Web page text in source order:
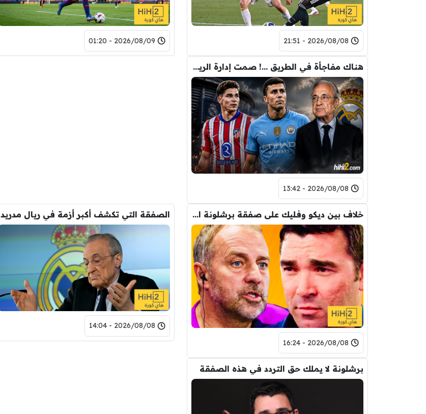
2026/08/08 - 21:51
2026/08/09 - 01:20
هناك مفاجأة في الطريق …! صمت إدارة الريال ليس من باب الصدفة
2026/08/08 - 13:42
خلاف بين ديكو وفليك على صفقة برشلونة الجديدة
2026/08/08 - 16:24
الصفقة التي تكشف أكبر أزمة في ريال مدريد
2026/08/08 - 14:04
برشلونة لا يملك حق التردد في هذه الصفقة